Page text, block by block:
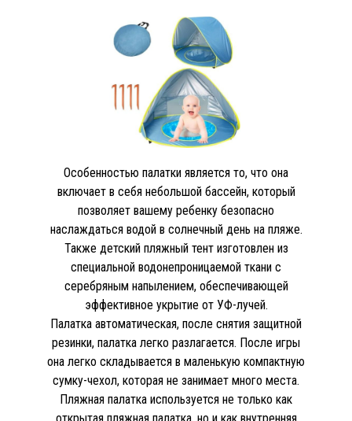
Особенностью палатки является то, что она
включает в себя небольшой бассейн, который
позволяет вашему ребенку безопасно
наслаждаться водой в солнечный день на пляже.
Также детский пляжный тент изготовлен из
специальной водонепроницаемой ткани с
серебряным напылением, обеспечивающей
эффективное укрытие от УФ-лучей.
Палатка автоматическая, после снятия защитной
резинки, палатка легко разлагается. После игры
она легко складывается в маленькую компактную
сумку-чехол, которая не занимает много места.
Пляжная палатка используется не только как
открытая пляжная палатка, но и как внутренняя